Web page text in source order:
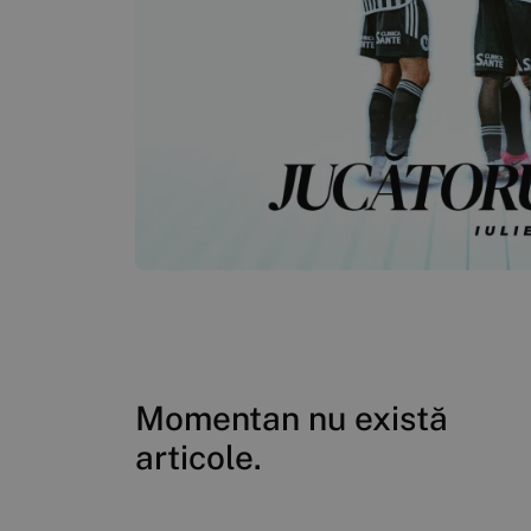
Momentan nu există
articole.